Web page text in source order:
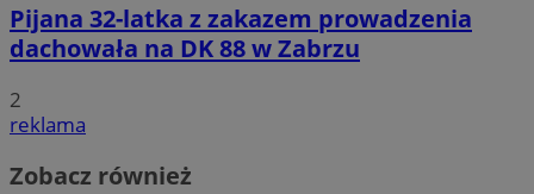
Pijana 32-latka z zakazem prowadzenia
dachowała na DK 88 w Zabrzu
2
reklama
Zobacz również